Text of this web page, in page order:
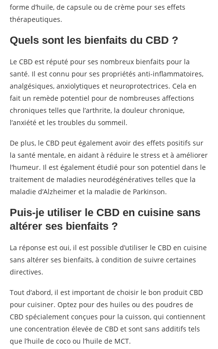
forme d’huile, de capsule ou de crème pour ses effets
thérapeutiques.
Quels sont les bienfaits du CBD ?
Le CBD est réputé pour ses nombreux bienfaits pour la
santé. Il est connu pour ses propriétés anti-inflammatoires,
analgésiques, anxiolytiques et neuroprotectrices. Cela en
fait un remède potentiel pour de nombreuses affections
chroniques telles que l’arthrite, la douleur chronique,
l’anxiété et les troubles du sommeil.
De plus, le CBD peut également avoir des effets positifs sur
la santé mentale, en aidant à réduire le stress et à améliorer
l’humeur. Il est également étudié pour son potentiel dans le
traitement de maladies neurodégénératives telles que la
maladie d’Alzheimer et la maladie de Parkinson.
Puis-je utiliser le CBD en cuisine sans
altérer ses bienfaits ?
La réponse est oui, il est possible d’utiliser le CBD en cuisine
sans altérer ses bienfaits, à condition de suivre certaines
directives.
Tout d’abord, il est important de choisir le bon produit CBD
pour cuisiner. Optez pour des huiles ou des poudres de
CBD spécialement conçues pour la cuisson, qui contiennent
une concentration élevée de CBD et sont sans additifs tels
que l’huile de coco ou l’huile de MCT.